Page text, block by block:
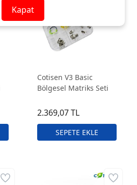
Cotisen V3 Basic
Bölgesel Matriks Seti
2.369,07 TL
Kapat